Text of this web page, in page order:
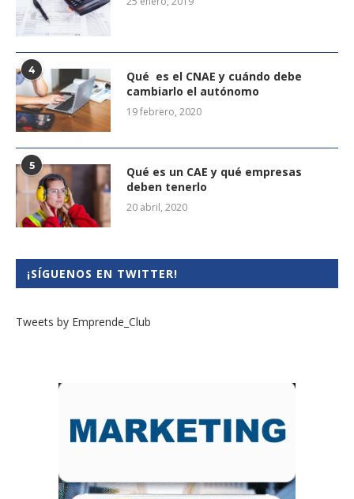
4
Qué es el CNAE y cuándo debe
cambiarlo el autónomo
19 febrero, 2020
5
Qué es un CAE y qué empresas
deben tenerlo
20 abril, 2020
¡SÍGUENOS EN TWITTER!
Tweets by Emprende_Club